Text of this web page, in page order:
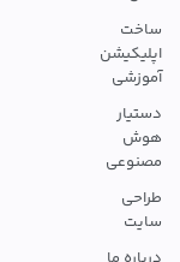
ساخت
اپلیکیشن
آموزشی
دستیار
هوش
مصنوعی
طراحی
سایت